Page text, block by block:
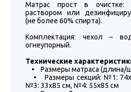
Матрас прост в очистке:
раствором или
(не более 60% спирта).
Комплектация: чехол –
огнеупорный.
Технические
• Размеры матраса (длина/
• Размеры секций: №1:
№3: 33х85 см, №4: 55х85 см